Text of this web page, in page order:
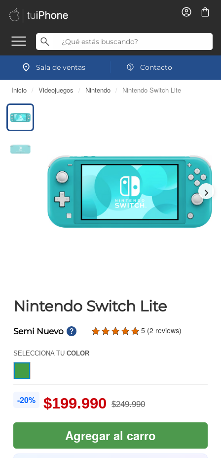
Sala de ventas Contacto
Inicio / Videojuegos / Nintendo / Nintendo Switch Lite
Nintendo Switch Lite
Semi Nuevo 5 (2 reviews)
SELECCIONA TU COLOR
-20% $199.990 $249.990
Agregar al carro